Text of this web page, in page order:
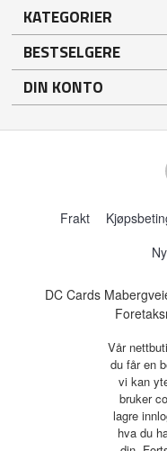
KATEGORIER
BESTSELGERE
DIN KONTO
Frakt
DC Cards
Vår
du får en
vi kan
bruker
lagre
hva du